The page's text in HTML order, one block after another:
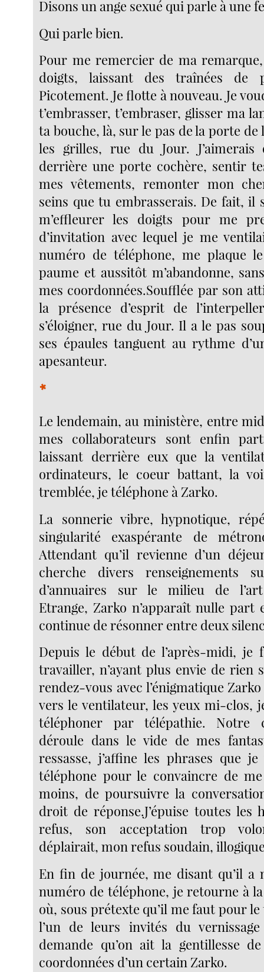
Disons un ange sexué qui parle à une
Qui parle bien.
Pour me remercier de ma
doigts, laissant des traînées de
Picotement. Je flotte à nouveau. Je
t’embrasser, t’embraser, glisser ma
ta bouche, là, sur le pas de la porte de
les grilles, rue du Jour. J’aimerais
derrière une porte cochère, sentir
mes vêtements, remonter mon
seins que tu embrasserais. De fait, il
m’effleurer les doigts pour me
d’invitation avec lequel je me
numéro de téléphone, me plaque
paume et aussitôt m’abandonne,
mes coordonnées.Soufflée par son
la présence d’esprit de
s’éloigner, rue du Jour. Il a le pas
ses épaules tanguent au rythme
apesanteur.
*
Le lendemain, au ministère, entre
mes collaborateurs sont enfin
laissant derrière eux que la
ordinateurs, le coeur battant, la
tremblée, je téléphone à Zarko.
La sonnerie vibre, hypnotique,
singularité exaspérante de
Attendant qu’il revienne d’un
cherche divers
d’annuaires sur le milieu de
Etrange, Zarko n’apparaît nulle part
continue de résonner entre deux
Depuis le début de l’après-midi, je
travailler, n’ayant plus envie de rien
rendez-vous avec l’énigmatique
vers le ventilateur, les yeux mi-clos,
téléphoner par télépathie. Notre
déroule dans le vide de mes
ressasse, j’affine les phrases que
téléphone pour le convaincre de
moins, de poursuivre la
droit de réponse.J’épuise toutes les
refus, son acceptation trop
déplairait, mon refus soudain,
En fin de journée, me disant qu’il a
numéro de téléphone, je retourne à
où, sous prétexte qu’il me faut pour
l’un de leurs invités du
demande qu’on ait la gentillesse
coordonnées d’un certain Zarko.